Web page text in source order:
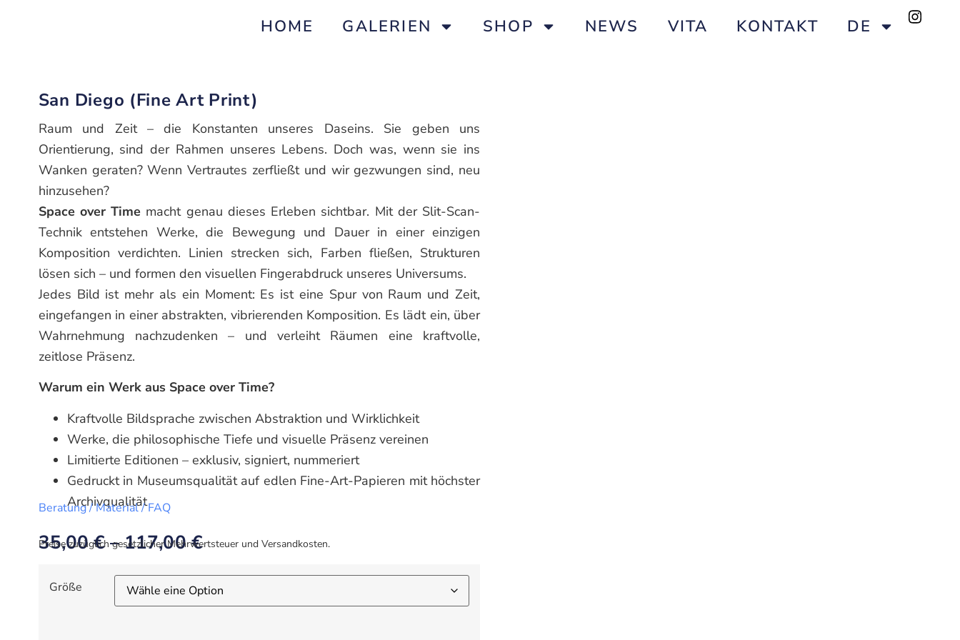
HOME GALERIEN SHOP NEWS VITA KONTAKT DE
San Diego (Fine Art Print)
Raum und Zeit – die Konstanten unseres Daseins. Sie geben uns
Orientierung, sind der Rahmen unseres Lebens. Doch was, wenn sie ins
Wanken geraten? Wenn Vertrautes zerfließt und wir gezwungen sind, neu
hinzusehen?
Space over Time macht genau dieses Erleben sichtbar. Mit der Slit-Scan-
Technik entstehen Werke, die Bewegung und Dauer in einer einzigen
Komposition verdichten. Linien strecken sich, Farben fließen, Strukturen
lösen sich – und formen den visuellen Fingerabdruck unseres Universums.
Jedes Bild ist mehr als ein Moment: Es ist eine Spur von Raum und Zeit,
eingefangen in einer abstrakten, vibrierenden Komposition. Es lädt ein, über
Wahrnehmung nachzudenken – und verleiht Räumen eine kraftvolle,
zeitlose Präsenz.
Warum ein Werk aus Space over Time?
Kraftvolle Bildsprache zwischen Abstraktion und Wirklichkeit
Werke, die philosophische Tiefe und visuelle Präsenz vereinen
Limitierte Editionen – exklusiv, signiert, nummeriert
Gedruckt in Museumsqualität auf edlen Fine-Art-Papieren mit höchster
Archivqualität
Beratung / Material / FAQ
35,00€–117,00€
Preise zuzüglich gesetzlicher Mehrwertsteuer und Versandkosten.
Größe